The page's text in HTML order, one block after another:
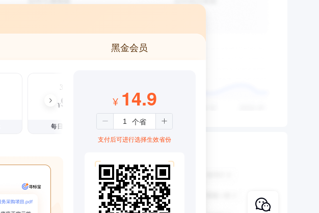
黑金会员
3个月
¥99
每日仅1.08元
¥ 14.9
支付后可进行选择生效省份